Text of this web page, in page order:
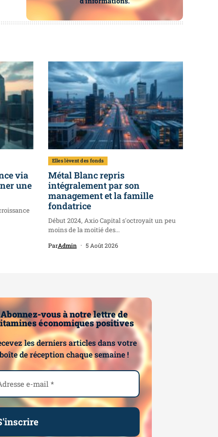
via
une
Elles lèvent des fonds
Métal Blanc repris
intégralement par son
management et la famille
fondatrice
Début 2024, Axio Capital s'octroyait un peu
moins de la moitié des...
ParAdmin 5 Août 2026
Abonnez-vous à notre lettre de
économiques positives
les derniers articles dans votre
boîte de réception chaque semaine !